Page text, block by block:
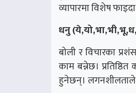
व्यापारमा विशेष
धनु
बोली र विचारका
काम बन्नेछ।
हुनेछन्। लगनशीलताले